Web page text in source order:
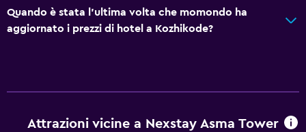
Quando è stata l'ultima volta che momondo ha
aggiornato i prezzi di hotel a Kozhikode?
Attrazioni vicine a Nexstay Asma Tower